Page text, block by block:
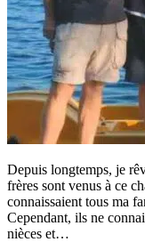
Depuis longtemps, je
frères sont venus à ce
connaissaient tous ma
Cependant, ils ne
nièces et…